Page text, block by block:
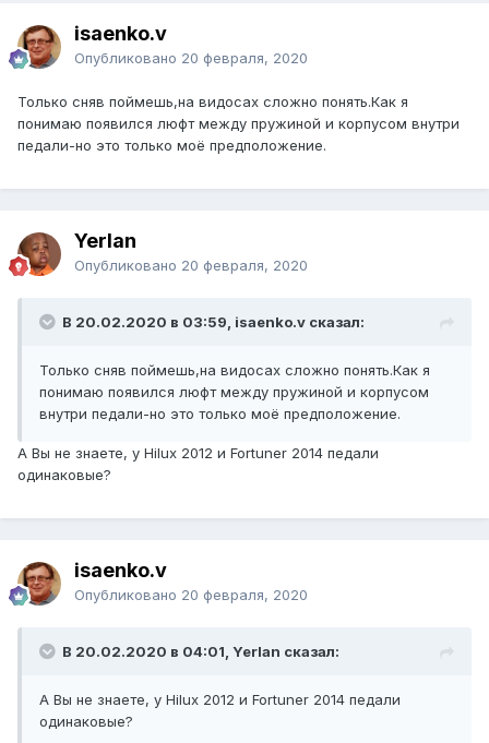
isaenko.v
Опубликовано 20 февраля, 2020
Только сняв поймешь,на видосах сложно понять.Как я
понимаю появился люфт между пружиной и корпусом внутри
педали-но это только моё предположение.
Yerlan
Опубликовано 20 февраля, 2020
В 20.02.2020 в 03:59, isaenko.v сказал:
Только сняв поймешь,на видосах сложно понять.Как я
понимаю появился люфт между пружиной и корпусом
внутри педали-но это только моё предположение.
А Вы не знаете, у Hilux 2012 и Fortuner 2014 педали
одинаковые?
isaenko.v
Опубликовано 20 февраля, 2020
В 20.02.2020 в 04:01, Yerlan сказал:
А Вы не знаете, у Hilux 2012 и Fortuner 2014 педали
одинаковые?